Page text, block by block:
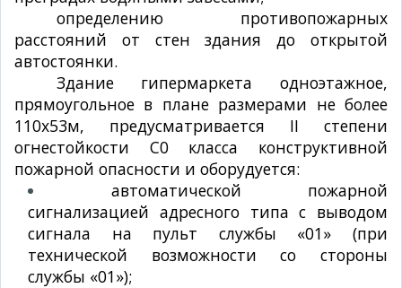
определению противопожарных
расстояний от стен здания до открытой
автостоянки.
Здание гипермаркета одноэтажное,
прямоугольное в плане размерами не более
110x53м, предусматривается II степени
огнестойкости С0 класса конструктивной
пожарной опасности и оборудуется:
автоматической пожарной
сигнализацией адресного типа с выводом
сигнала на пульт службы «01» (при
технической возможности со стороны
службы «01»);